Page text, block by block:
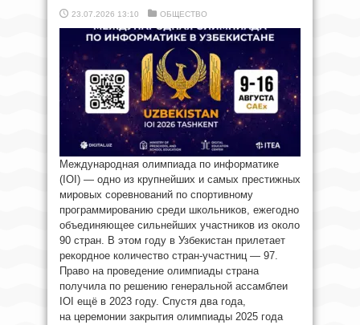
23.07.2026 13:10 ОБЩЕСТВО
Международная олимпиада по информатике
(IOI) — одно из крупнейших и самых престижных
мировых соревнований по спортивному
программированию среди школьников, ежегодно
объединяющее сильнейших участников из около
90 стран. В этом году в Узбекистан прилетает
рекордное количество стран-участниц — 97.
Право на проведение олимпиады страна
получила по решению генеральной ассамблеи
IOI ещё в 2023 году. Спустя два года,
на церемонии закрытия олимпиады 2025 года